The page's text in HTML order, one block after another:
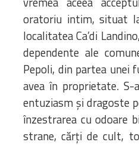
oratoriu intim, situat
localitatea Ca’di
dependente ale
Pepoli, din partea unei
avea în proprietate.
entuziasm şi dragoste
înzestrarea cu odoare
strane, cărţi de cult,